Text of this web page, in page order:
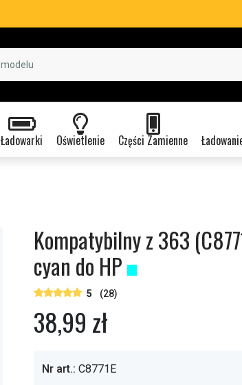
Ładowarki Oświetlenie Części Zamienne
Kompatybilny z 363
cyan do HP
5 (28)
38,99 zł
Nr art.: C8771E